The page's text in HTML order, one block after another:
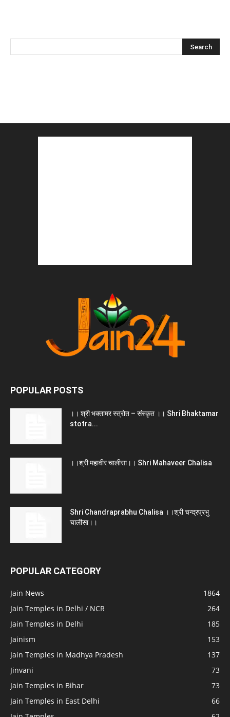
POPULAR POSTS
।। श्री भक्तामर स्त्रोत – संस्कृत ।। Shri Bhaktamar
stotra...
।।श्री महावीर चालीसा।। Shri Mahaveer Chalisa
Shri Chandraprabhu Chalisa ।।श्री चन्द्रप्रभु
चालीसा।।
POPULAR CATEGORY
Jain News
1864
Jain Temples in Delhi / NCR
264
Jain Temples in Delhi
185
Jainism
153
Jain Temples in Madhya Pradesh
137
Jinvani
73
Jain Temples in Bihar
73
Jain Temples in East Delhi
66